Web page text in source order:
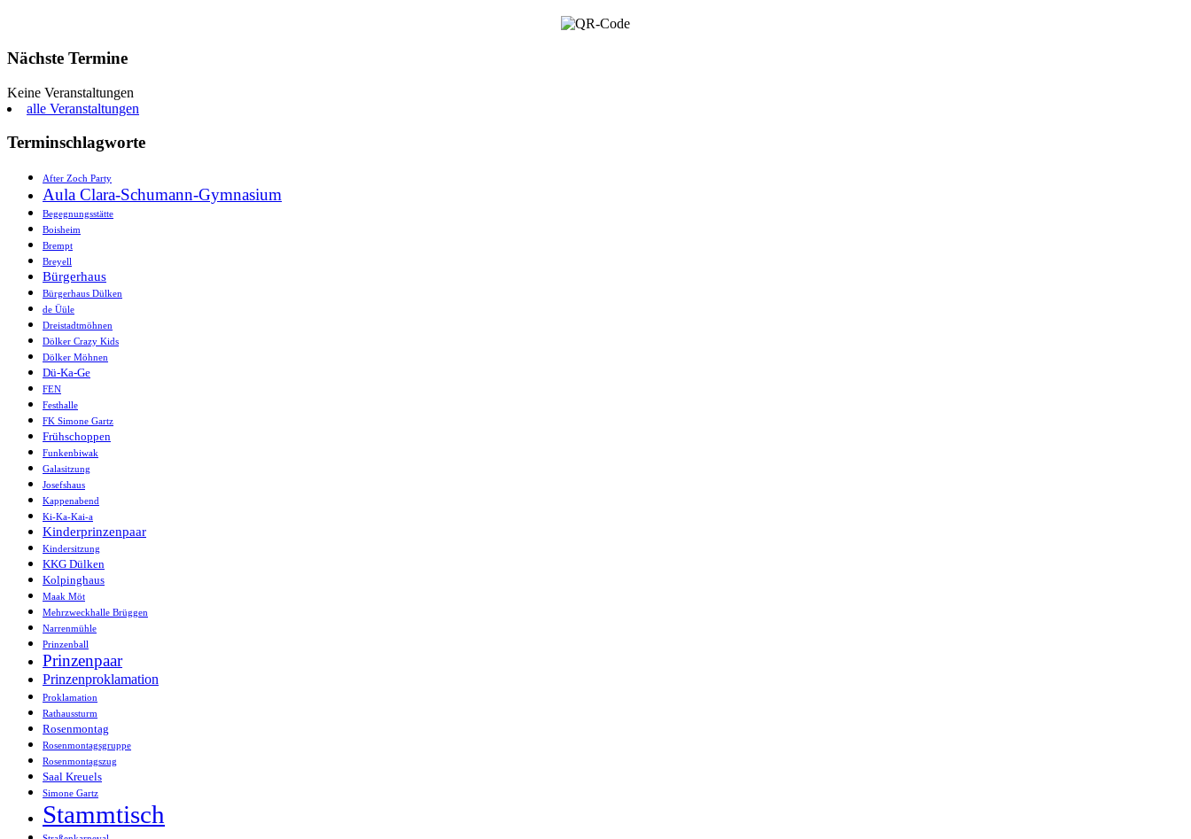
Nächste Termine
Keine Veranstaltungen
alle Veranstaltungen
Terminschlagworte
After Zoch Party
Aula Clara-Schumann-Gymnasium
Begegnungsstätte
Boisheim
Brempt
Breyell
Bürgerhaus
Bürgerhaus Dülken
de Üüle
Dreistadtmöhnen
Dölker Crazy Kids
Dölker Möhnen
Dü-Ka-Ge
FEN
Festhalle
FK Simone Gartz
Frühschoppen
Funkenbiwak
Galasitzung
Josefshaus
Kappenabend
Ki-Ka-Kai-a
Kinderprinzenpaar
Kindersitzung
KKG Dülken
Kolpinghaus
Maak Möt
Mehrzweckhalle Brüggen
Narrenmühle
Prinzenball
Prinzenpaar
Prinzenproklamation
Proklamation
Rathaussturm
Rosenmontag
Rosenmontagsgruppe
Rosenmontagszug
Saal Kreuels
Simone Gartz
Stammtisch